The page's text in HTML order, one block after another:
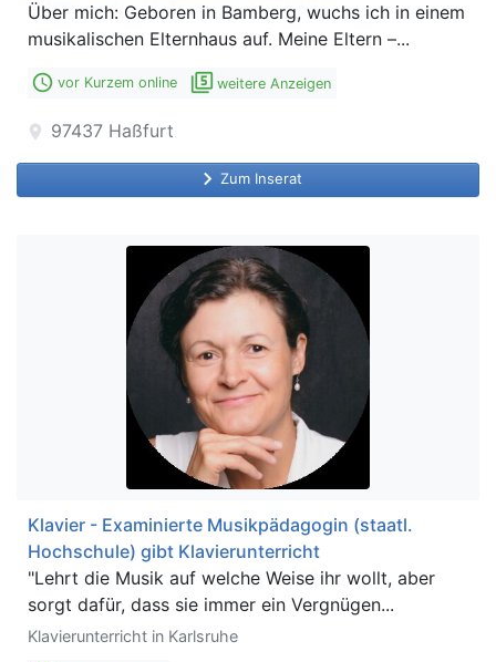
Über mich: Geboren in Bamberg, wuchs ich in einem
musikalischen Elternhaus auf. Meine Eltern –...
access_time vor Kurzem online filter_5 weitere Anzeigen
location_on 97437 Haßfurt
keyboard_arrow_right Zum Inserat
Klavier - Examinierte Musikpädagogin (staatl.
Hochschule) gibt Klavierunterricht
"Lehrt die Musik auf welche Weise ihr wollt, aber
sorgt dafür, dass sie immer ein Vergnügen...
Klavierunterricht in Karlsruhe